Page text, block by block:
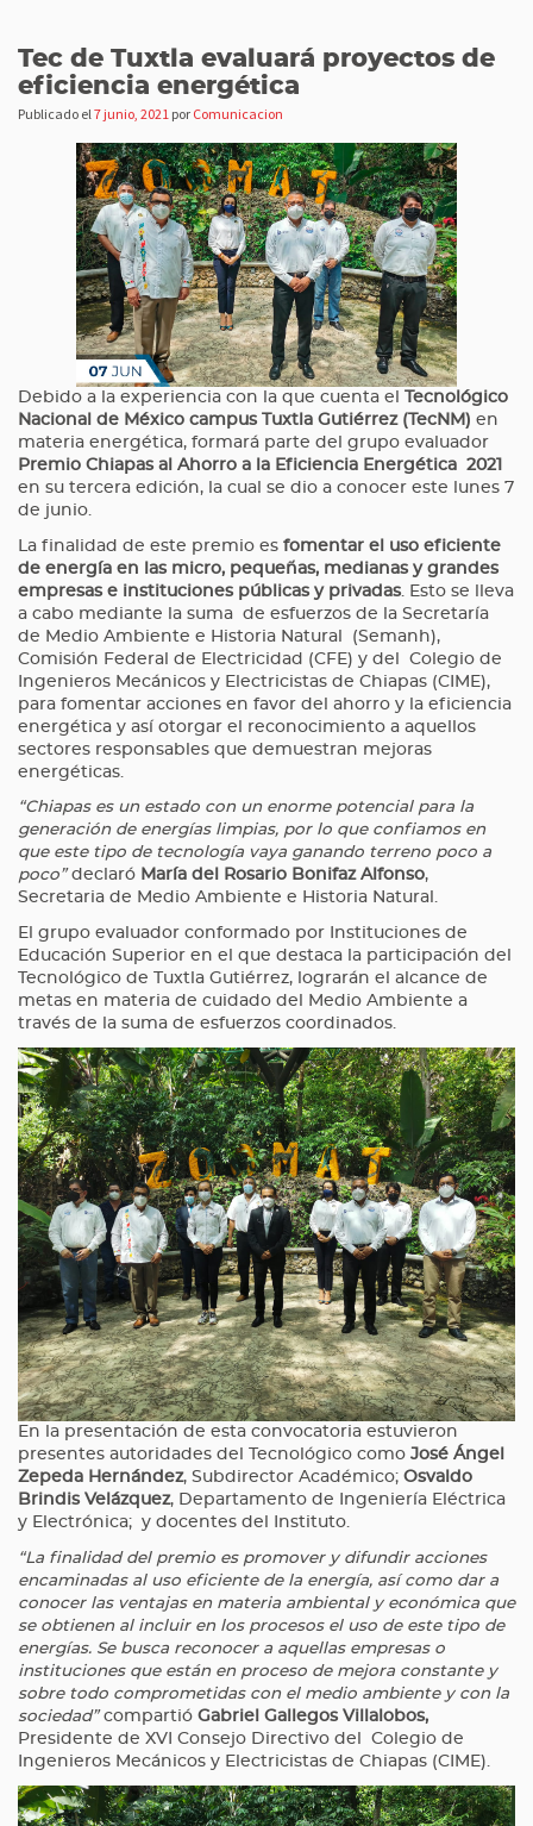
Tec de Tuxtla evaluará proyectos de
eficiencia energética
Publicado el7 junio, 2021 por Comunicacion
Debido a la experiencia con la que cuenta el
Tecnológico
Nacional de México campus Tuxtla Gutiérrez (TecNM) en
materia energética, formará parte del grupo evaluador
Premio Chiapas al Ahorro a la Eficiencia Energética 2021
en su tercera edición, la cual se dio a conocer este lunes 7
de junio.
La finalidad de este premio es fomentar el uso eficiente
de energía en las micro, pequeñas, medianas y grandes
empresas e instituciones públicas y privadas . Esto se lleva
a cabo mediante la suma de esfuerzos de la Secretaría
de Medio Ambiente e Historia Natural (Semanh),
Comisión Federal de Electricidad (CFE) y del Colegio de
Ingenieros Mecánicos y Electricistas de Chiapas (CIME),
para fomentar acciones en favor del ahorro y la eficiencia
energética y así otorgar el reconocimiento a aquellos
sectores responsables que demuestran mejoras
energéticas.
“Chiapas es un estado con un enorme potencial para la
generación de energías limpias, por lo que confiamos en
que este tipo de tecnología vaya ganando terreno poco a
poco”declaró María del Rosario Bonifaz Alfonso,
Secretaria de Medio Ambiente e Historia Natural.
El grupo evaluador conformado por Instituciones de
Educación Superior en el que destaca la participación del
Tecnológico de Tuxtla Gutiérrez, lograrán el alcance de
metas en materia de cuidado del Medio Ambiente a
través de la suma de esfuerzos coordinados.
En la presentación de esta convocatoria estuvieron
presentes autoridades del Tecnológico como José Ángel
Zepeda Hernández, Subdirector Académico; Osvaldo
Brindis Velázquez, Departamento de Ingeniería Eléctrica
y Electrónica; y docentes del Instituto.
“La finalidad del premio es promover y difundir acciones
encaminadas al uso eficiente de la energía, así como dar a
conocer las ventajas en materia ambiental y económica que
se obtienen al incluir en los procesos el uso de este tipo de
energías. Se busca reconocer a aquellas empresas o
instituciones que están en proceso de mejora constante y
sobre todo comprometidas con el medio ambiente y con la
sociedad”compartió Gabriel Gallegos Villalobos,
Presidente de XVI Consejo Directivo del Colegio de
Ingenieros Mecánicos y Electricistas de Chiapas (CIME).